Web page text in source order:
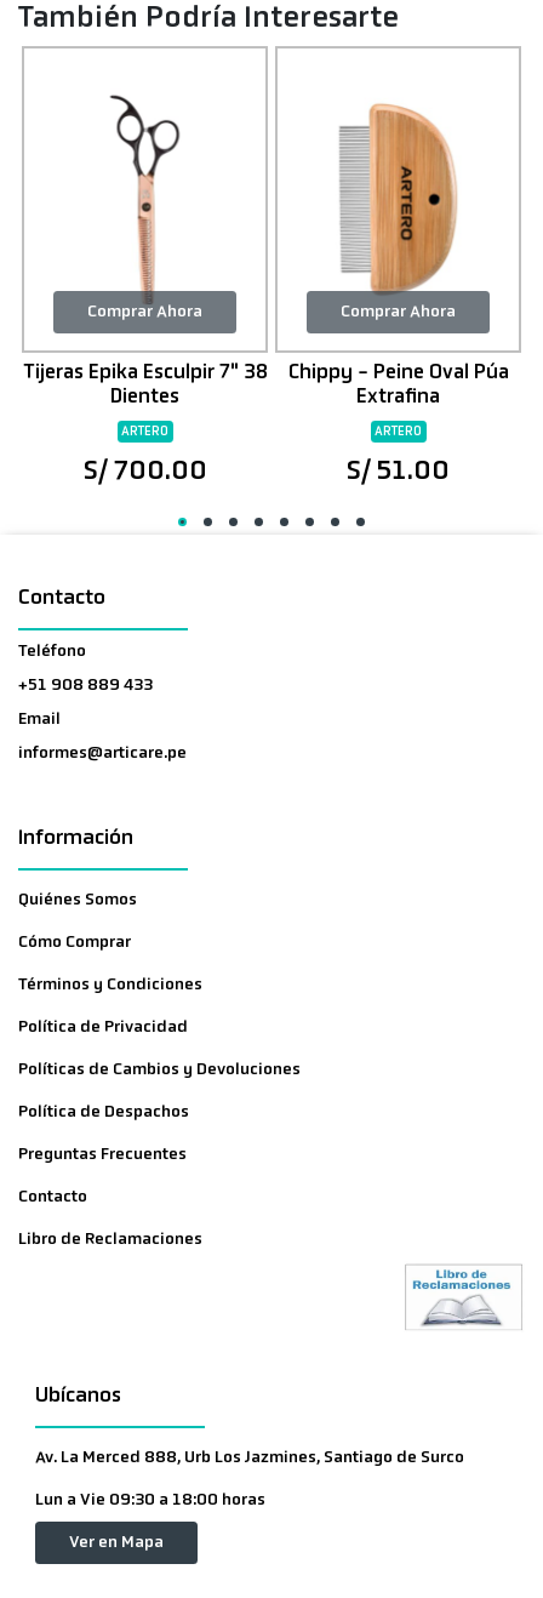
También Podría Interesarte
Comprar Ahora
Tijeras Epika Esculpir 7" 38
Dientes
ARTERO
S/ 700.00
Comprar Ahora
Chippy - Peine Oval Púa
Extrafina
ARTERO
S/ 51.00
Contacto
Teléfono
+51 908 889 433
Email
informes@articare.pe
Información
Quiénes Somos
Cómo Comprar
Términos y Condiciones
Política de Privacidad
Políticas de Cambios y Devoluciones
Política de Despachos
Preguntas Frecuentes
Contacto
Libro de Reclamaciones
Ubícanos
Av. La Merced 888, Urb Los Jazmines, Santiago de Surco
Lun a Vie 09:30 a 18:00 horas
Ver en Mapa